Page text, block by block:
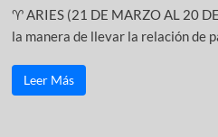
♈ ARIES (21 DE MARZO AL 20
la manera de llevar la relación de
Leer Más